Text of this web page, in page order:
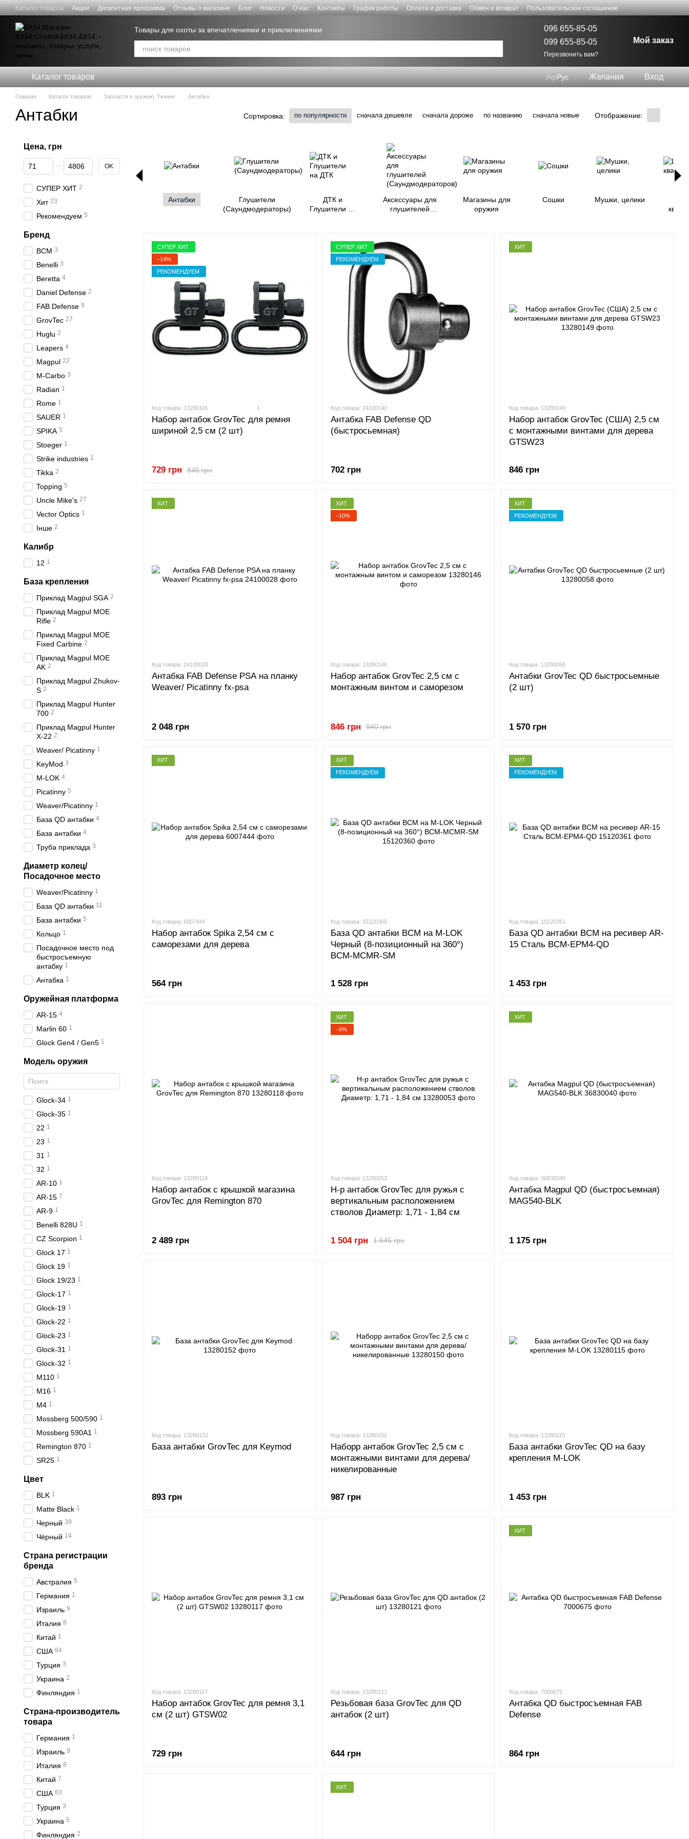
Перейти к основному контенту
Каталог товаров Акции Дисконтная программа Отзывы о магазине Блог Новости О нас Контакты График работы Оплата и доставка Обмен и возврат
Пользовательское соглашение
Товары для охоты за впечатлениями и приключениями
096 655-85-05
099 655-85-05
Перезвонить вам?
Мой заказ
Каталог товаров УкрРус Желания Вход
Главная Каталог товаров Запчасти к оружию, Тюнинг Антабки
Антабки Сортировка: по популярности сначала дешевле сначала дороже по названию сначала новые Отображение:
Антабки
Глушители
(Саундмодераторы)
ДТК и
Глушители на
Аксессуары для
глушителей
Магазины для
оружия
Сошки Мушки, целики
СУПЕР ХИТ
−14%
РЕКОМЕНДУЕМ
Код товара: 13280116 1
Набор антабок GrovTec для ремня
шириной 2,5 см (2 шт)
846 грн
729 грн
СУПЕР ХИТ
РЕКОМЕНДУЕМ
Код товара: 24100140
Антабка FAB Defense QD
(быстросьемная)
702 грн
ХИТ
Код товара: 13280149
Набор антабок GrovTec (США) 2,5 см
с монтажными винтами для дерева
GTSW23
846 грн
ХИТ
Код товара: 24100028
Антабка FAB Defense PSA на планку
Weaver/ Picatinny fx-psa
2 048 грн
ХИТ
−10%
Код товара: 13280146
Набор антабок GrovTec 2,5 см с
монтажным винтом и саморезом
940 грн
846 грн
ХИТ
РЕКОМЕНДУЕМ
Код товара: 13280058
Антабки GrovTec QD быстросьемные
(2 шт)
1 570 грн
ХИТ
Код товара: 6007444
Набор антабок Spika 2,54 см с
саморезами для дерева
564 грн
ХИТ
РЕКОМЕНДУЕМ
Код товара: 15120360
База QD антабки BCM на M-LOK
Черный (8-позиционный на 360°)
BCM-MCMR-SM
1 528 грн
ХИТ
РЕКОМЕНДУЕМ
Код товара: 15120361
База QD антабки BCM на ресивер AR-
15 Сталь BCM-EPM4-QD
1 453 грн
Код товара: 13280118
Набор антабок с крышкой магазина
GrovTec для Remington 870
2 489 грн
ХИТ
−9%
Код товара: 13280053
Н-р антабок GrovTec для ружья с
вертикальным расположением
стволов Диаметр: 1,71 - 1,84 см
1 645 грн
1 504 грн
ХИТ
Код товара: 36830040
Антабка Magpul QD (быстросъемная)
MAG540-BLK
1 175 грн
Код товара: 13280152
База антабки GrovTec для Keymod
893 грн
Код товара: 13280150
Наборр антабок GrovTec 2,5 см с
монтажными винтами для дерева/
никелированные
987 грн
Код товара: 13280115
База антабки GrovTec QD на базу
крепления M-LOK
1 453 грн
Код товара: 13280117
Набор антабок GrovTec для ремня 3,1
см (2 шт) GTSW02
729 грн
Код товара: 13280121
Резьбовая база GrovTec для QD
антабок (2 шт)
644 грн
ХИТ
Код товара: 7000675
Антабка QD быстросъемная FAB
Defense
864 грн
ХИТ
Цена, грн
От Цена, грн
До Цена, грн OK
СУПЕР ХИТ 2
Хит 23
Рекомендуем 5
Бренд
BCM 3
Benelli 3
Beretta 4
Daniel Defense 2
FAB Defense 9
GrovTec 27
Huglu 2
Leapers 4
Magpul 22
M-Carbo 3
Radian 1
Rome 1
SAUER 1
SPIKA 5
Stoeger 1
Strike industries 1
Tikka 2
Topping 5
Uncle Mike's 27
Vector Optics 1
Інше 2
Калибр
12 1
База крепления
Приклад Magpul SGA 2
Приклад Magpul MOE
Rifle 2
Приклад Magpul MOE
Fixed Carbine 2
Приклад Magpul MOE
AK 2
Приклад Magpul Zhukov-
S 2
Приклад Magpul Hunter
700 2
Приклад Magpul Hunter
X-22 2
Weaver/ Picatinny 1
KeyMod 3
M-LOK 4
Picatinny 5
Weaver/Picatinny 1
База QD антабки 4
База антабки 4
Труба приклада 3
Диаметр колец/
Посадочное место
Weaver/Picatinny 1
База QD антабки 11
База антабки 5
Кольцо 1
Посадочное место под
быстросъемную
антабку 1
Антабка 1
Оружейная платформа
AR-15 4
Marlin 60 1
Glock Gen4 / Gen5 1
Модель оружия
Glock-34 1
Glock-35 1
22 1
23 1
31 1
32 1
AR-10 1
AR-15 7
AR-9 1
Benelli 828U 1
CZ Scorpion 1
Glock 17 1
Glock 19 1
Glock 19/23 1
Glock-17 1
Glock-19 1
Glock-22 1
Glock-23 1
Glock-31 1
Glock-32 1
M110 1
M16 1
M4 1
Mossberg 500/590 1
Mossberg 590A1 1
Remington 870 1
SR25 1
Цвет
BLK 1
Matte Black 1
Черный 39
Чёрный 14
Страна регистрации
бренда
Австралия 5
Германия 1
Израиль 9
Италия 8
Китай 1
США 84
Турция 3
Украина 2
Финляндия 1
Страна-производитель
товара
Германия 1
Израиль 9
Италия 8
Китай 7
США 83
Турция 3
Украина 5
Финляндия 2